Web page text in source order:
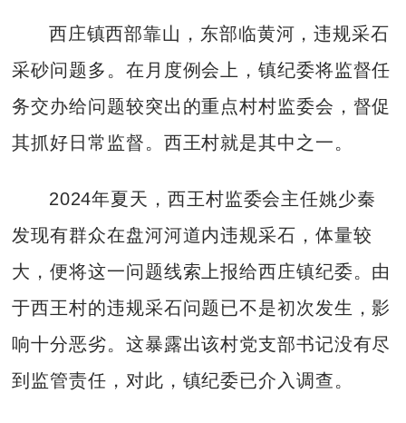
西庄镇西部靠山，东部临黄河，违规采石
采砂问题多。在月度例会上，镇纪委将监督任
务交办给问题较突出的重点村村监委会，督促
其抓好日常监督。西王村就是其中之一。
2024年夏天，西王村监委会主任姚少秦
发现有群众在盘河河道内违规采石，体量较
大，便将这一问题线索上报给西庄镇纪委。由
于西王村的违规采石问题已不是初次发生，影
响十分恶劣。这暴露出该村党支部书记没有尽
到监管责任，对此，镇纪委已介入调查。